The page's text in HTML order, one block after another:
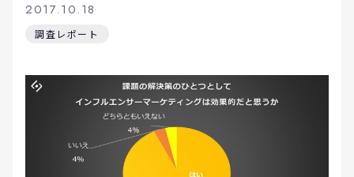
2017.10.18
調査レポート